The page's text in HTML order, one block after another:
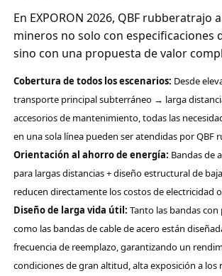
En EXPORON 2026, QBF rubberatrajo
mineros no solo con especificaciones
sino con una propuesta de valor
Cobertura de todos los escenarios: Desde
transporte principal subterráneo → larga
accesorios de mantenimiento, todas las
en una sola línea pueden ser atendidas porQBF
Orientación al ahorro de energía: Bandas de
para largas distancias + diseño estructural de
reducen directamente los costos de electricidad
Diseño de larga vida útil: Tanto las bandas
como las bandas de cable de acero están
frecuencia de reemplazo, garantizando un
condiciones de gran altitud, alta exposición a los